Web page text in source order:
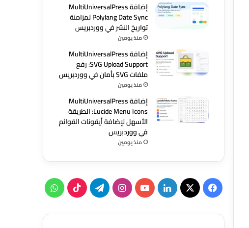
إضافة MultiUniversalPress
Polylang Date Sync لمزامنة
تواريخ النشر في ووردبريس
منذ يومين
إضافة MultiUniversalPress
SVG Upload Support: رفع
ملفات SVG بأمان في ووردبريس
منذ يومين
إضافة MultiUniversalPress
Lucide Menu Icons: الطريقة
الأسهل لإضافة أيقونات القوائم
في ووردبريس
منذ يومين
فيسبوك
‫X لينكدإن‫YouTubeانستقرامتيلقرام‫TikTokواتساب